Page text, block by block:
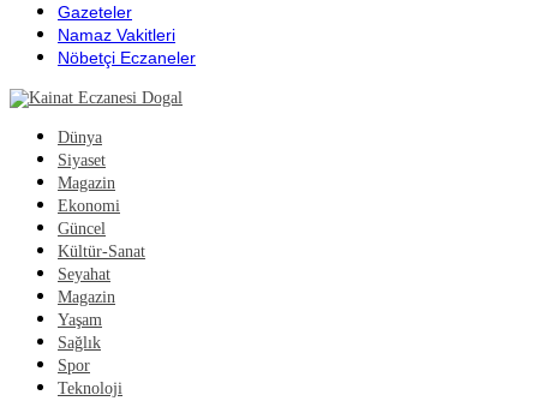
Gazeteler
Namaz Vakitleri
Nöbetçi Eczaneler
Dünya
Siyaset
Magazin
Ekonomi
Güncel
Kültür-Sanat
Seyahat
Magazin
Yaşam
Sağlık
Spor
Teknoloji